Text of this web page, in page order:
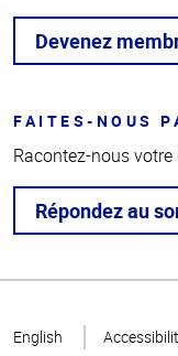
Devenez
FAITES-NOUS
Racontez-nous
Répondez au
page
English